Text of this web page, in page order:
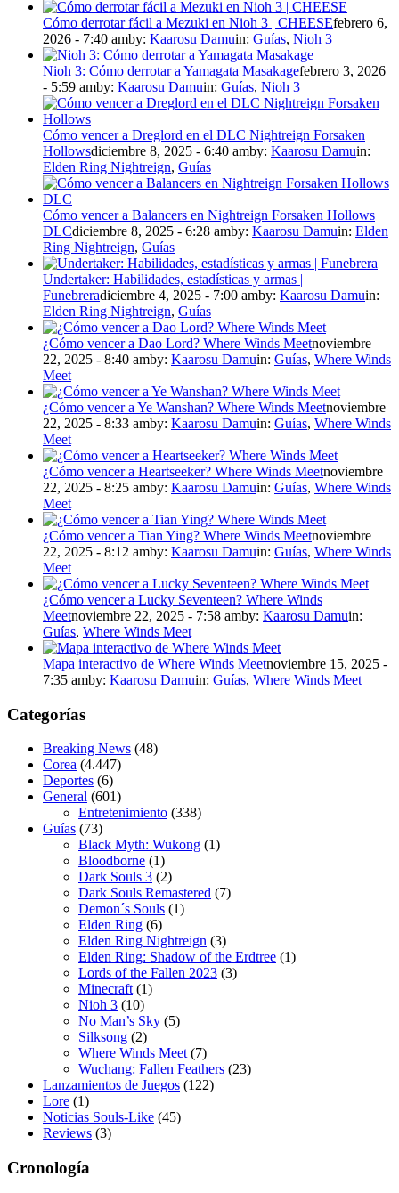
Cómo derrotar fácil a Mezuki en Nioh 3 | CHEESEfebrero 6,
2026 - 7:40 amby: Kaarosu Damuin: Guías, Nioh 3
Nioh 3: Cómo derrotar a Yamagata Masakagefebrero 3, 2026
- 5:59 amby: Kaarosu Damuin: Guías, Nioh 3
Cómo vencer a Dreglord en el DLC Nightreign Forsaken
Hollowsdiciembre 8, 2025 - 6:40 amby: Kaarosu Damuin:
Elden Ring Nightreign, Guías
Cómo vencer a Balancers en Nightreign Forsaken Hollows
DLCdiciembre 8, 2025 - 6:28 amby: Kaarosu Damuin: Elden
Ring Nightreign, Guías
Undertaker: Habilidades, estadísticas y armas |
Funebreradiciembre 4, 2025 - 7:00 amby: Kaarosu Damuin:
Elden Ring Nightreign, Guías
¿Cómo vencer a Dao Lord? Where Winds Meetnoviembre
22, 2025 - 8:40 amby: Kaarosu Damuin: Guías, Where Winds
Meet
¿Cómo vencer a Ye Wanshan? Where Winds Meetnoviembre
22, 2025 - 8:33 amby: Kaarosu Damuin: Guías, Where Winds
Meet
¿Cómo vencer a Heartseeker? Where Winds Meetnoviembre
22, 2025 - 8:25 amby: Kaarosu Damuin: Guías, Where Winds
Meet
¿Cómo vencer a Tian Ying? Where Winds Meetnoviembre
22, 2025 - 8:12 amby: Kaarosu Damuin: Guías, Where Winds
Meet
¿Cómo vencer a Lucky Seventeen? Where Winds
Meetnoviembre 22, 2025 - 7:58 amby: Kaarosu Damuin:
Guías, Where Winds Meet
Mapa interactivo de Where Winds Meetnoviembre 15, 2025 -
7:35 amby: Kaarosu Damuin: Guías, Where Winds Meet
Categorías
Breaking News (48)
Corea (4.447)
Deportes (6)
General (601)
Entretenimiento (338)
Guías (73)
Black Myth: Wukong (1)
Bloodborne (1)
Dark Souls 3 (2)
Dark Souls Remastered (7)
Demon´s Souls (1)
Elden Ring (6)
Elden Ring Nightreign (3)
Elden Ring: Shadow of the Erdtree (1)
Lords of the Fallen 2023 (3)
Minecraft (1)
Nioh 3 (10)
No Man’s Sky (5)
Silksong (2)
Where Winds Meet (7)
Wuchang: Fallen Feathers (23)
Lanzamientos de Juegos (122)
Lore (1)
Noticias Souls-Like (45)
Reviews (3)
Cronología